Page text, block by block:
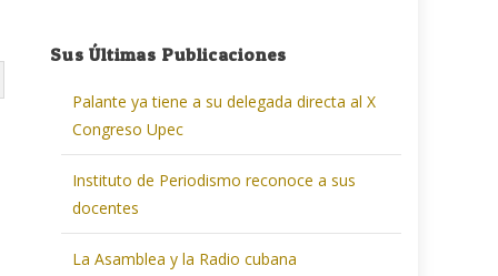
Sus Últimas Publicaciones
Palante ya tiene a su delegada directa al X
Congreso Upec
Instituto de Periodismo reconoce a sus
docentes
La Asamblea y la Radio cubana